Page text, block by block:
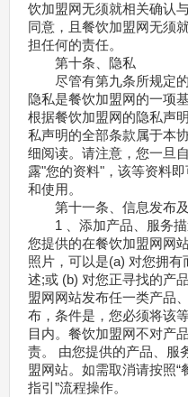
饮加盟网无须就相关确认
同意，且餐饮加盟网无须
担任何的责任。
第十条、隐私
尽管有第九条所规定
隐私是餐饮加盟网的一项
根据餐饮加盟网的隐私声
私声明的全部条款属于本
细阅读。请注意，您一旦
露"您的资料"，该等资料
和使用。
第十一条、信息发布
1 、添加产品、服务
您提供的在餐饮加盟网网
照片，可以是(a) 对您拥
述;或 (b) 对您正寻找的产
盟网网站发布任一类产品
布，条件是，您必须将该
目内。餐饮加盟网不对产
责。 由您提供的产品、服
盟网站。如需取消请按照
指引”流程操作。